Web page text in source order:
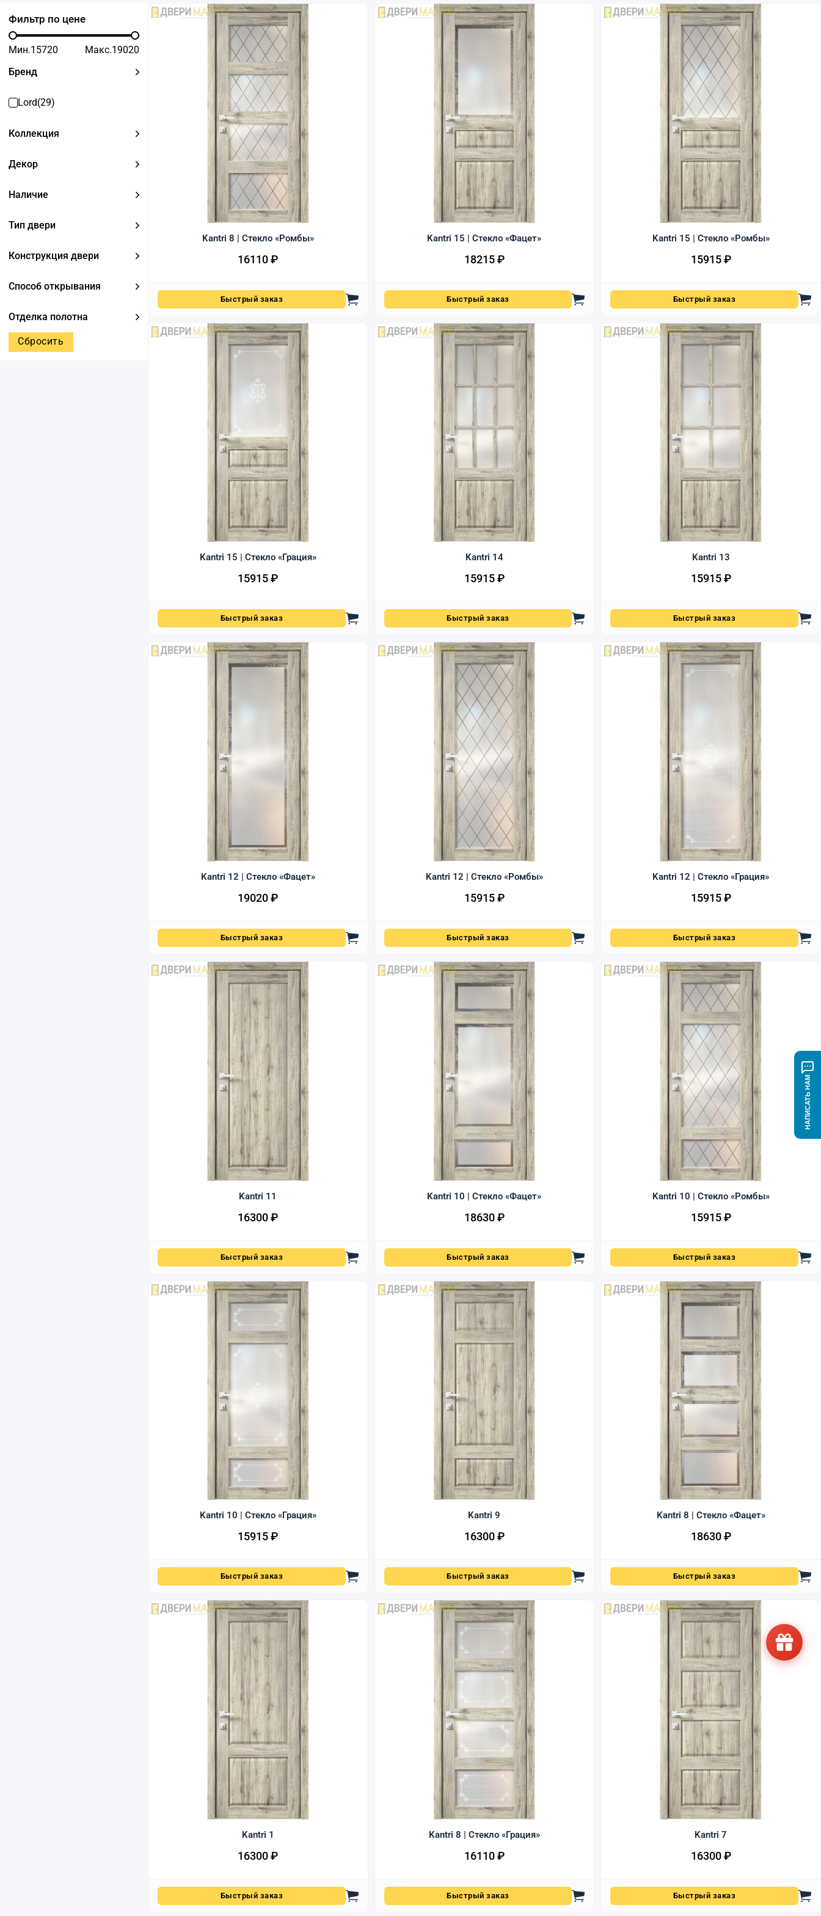
двери
Для гардеробной
Для кладовой
Для кухни
Современные
двери
двери на заказ
Фильтр по цене
Мин.15720 Макс.19020
Бренд
Lord(29)
Коллекция
Декор
Наличие
Тип двери
Конструкция двери
Способ открывания
Отделка полотна
Сбросить
Kantri 8 | Стекло «Ромбы»
16110₽
Быстрый заказ
Kantri 15 | Стекло «Фацет»
18215₽
Быстрый заказ
Kantri 15 | Стекло «Ромбы»
15915₽
Быстрый заказ
Kantri 15 | Стекло «Грация»
15915₽
Быстрый заказ
Kantri 14
15915₽
Быстрый заказ
Kantri 13
15915₽
Быстрый заказ
Kantri 12 | Стекло «Фацет»
19020₽
Быстрый заказ
Kantri 12 | Стекло «Ромбы»
15915₽
Быстрый заказ
Kantri 12 | Стекло «Грация»
15915₽
Быстрый заказ
Kantri 11
16300₽
Быстрый заказ
Kantri 10 | Стекло «Фацет»
18630₽
Быстрый заказ
Kantri 10 | Стекло «Ромбы»
15915₽
Быстрый заказ
Kantri 10 | Стекло «Грация»
15915₽
Быстрый заказ
Kantri 9
16300₽
Быстрый заказ
Kantri 8 | Стекло «Фацет»
18630₽
Быстрый заказ
Kantri 1
16300₽
Быстрый заказ
Kantri 8 | Стекло «Грация»
16110₽
Быстрый заказ
Kantri 7
16300₽
Быстрый заказ
НАПИСАТЬ НАМ